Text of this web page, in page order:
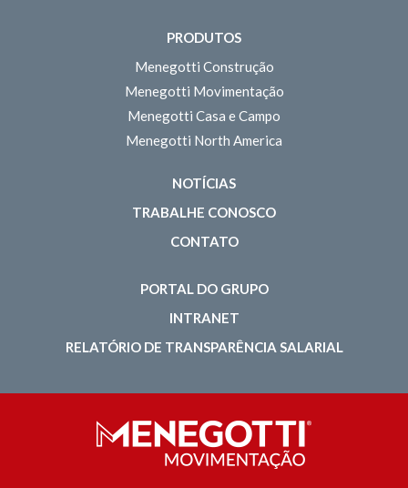
PRODUTOS
Menegotti Construção
Menegotti Movimentação
Menegotti Casa e Campo
Menegotti North America
NOTÍCIAS
TRABALHE CONOSCO
CONTATO
PORTAL DO GRUPO
INTRANET
RELATÓRIO DE TRANSPARÊNCIA SALARIAL